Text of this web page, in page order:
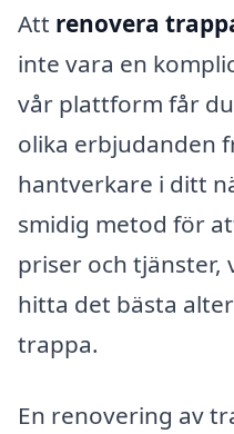
Att renovera
inte vara en
vår plattform får
olika erbjudanden
hantverkare i ditt
smidig metod för
priser och tjänster,
hitta det bästa
trappa.
En renovering av